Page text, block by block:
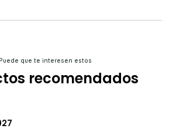
Puede que te interesen estos
recomendados